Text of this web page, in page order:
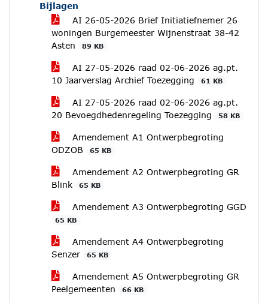
Bijlagen
AI 26-05-2026 Brief Initiatiefnemer 26
woningen Burgemeester Wijnenstraat 38-42
Asten
89 KB
AI 27-05-2026 raad 02-06-2026 ag.pt.
10 Jaarverslag Archief Toezegging
61 KB
AI 27-05-2026 raad 02-06-2026 ag.pt.
20 Bevoegdhedenregeling Toezegging
58 KB
Amendement A1 Ontwerpbegroting
ODZOB
65 KB
Amendement A2 Ontwerpbegroting GR
Blink
65 KB
Amendement A3 Ontwerpbegroting GGD
65 KB
Amendement A4 Ontwerpbegroting
Senzer
65 KB
Amendement A5 Ontwerpbegroting GR
Peelgemeenten
66 KB